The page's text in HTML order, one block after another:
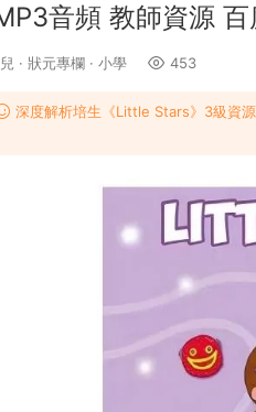
音頻 教師資源
· 狀元專欄 · 小學 453
深度解析培生《Little Stars》3級資